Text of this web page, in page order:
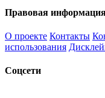
Правовая
О проекте Контакты
использования
Соцсети